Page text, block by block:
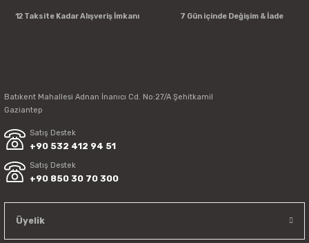
12 Taksite Kadar Alışveriş İmkanı 7 Gün içinde Değişim & İade
Batıkent Mahallesi Adnan İnanıcı Cd. No:27/A Şehitkamil
Gaziantep
Satış Destek
+90 532 412 94 51
Satış Destek
+90 850 30 70 300
Üyelik